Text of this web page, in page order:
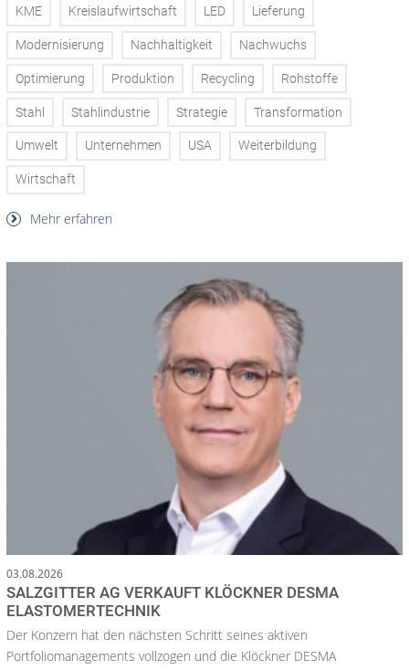
KME Kreislaufwirtschaft LED Lieferung
Modernisierung Nachhaltigkeit Nachwuchs
Optimierung Produktion Recycling Rohstoffe
Stahl Stahlindustrie Strategie Transformation
Umwelt Unternehmen USA Weiterbildung
Wirtschaft
Mehr erfahren
03.08.2026
SALZGITTER AG VERKAUFT KLÖCKNER DESMA
ELASTOMERTECHNIK
Der Konzern hat den nächsten Schritt seines aktiven
Portfoliomanagements vollzogen und die Klöckner DESMA